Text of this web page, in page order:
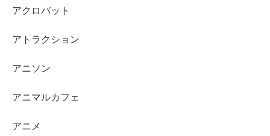
アクロバット
アトラクション
アニソン
アニマルカフェ
アニメ